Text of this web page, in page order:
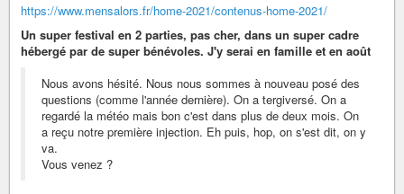
https://www.mensalors.fr/home-2021/contenus-home-2021/
Un super festival en 2 parties, pas cher, dans un super cadre
hébergé par de super bénévoles. J'y serai en famille et en août
Nous avons hésité. Nous nous sommes à nouveau posé des
questions (comme l'année dernière). On a tergiversé. On a
regardé la météo mais bon c'est dans plus de deux mois. On
a reçu notre première injection. Eh puis, hop, on s'est dit, on y
va.
Vous venez ?